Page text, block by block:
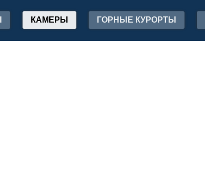
КАМЕРЫ ГОРНЫЕ КУРОРТЫ